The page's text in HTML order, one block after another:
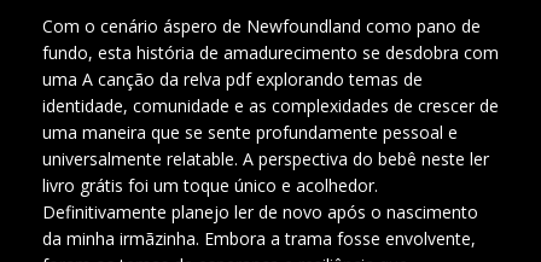
Com o cenário áspero de Newfoundland como pano de
fundo, esta história de amadurecimento se desdobra com
uma A canção da relva pdf explorando temas de
identidade, comunidade e as complexidades de crescer de
uma maneira que se sente profundamente pessoal e
universalmente relatable. A perspectiva do bebê neste ler
livro grátis foi um toque único e acolhedor.
Definitivamente planejo ler de novo após o nascimento
da minha irmãzinha. Embora a trama fosse envolvente,